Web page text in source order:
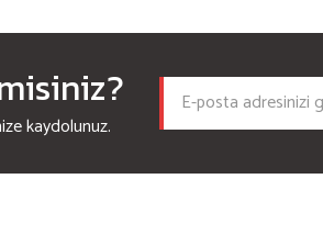
kaydolunuz.